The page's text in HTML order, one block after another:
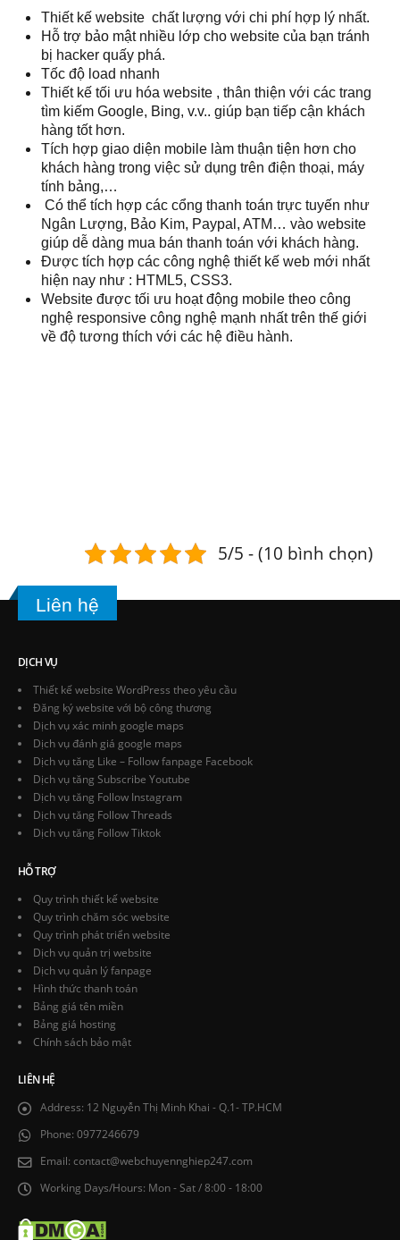
Thiết kế website chất lượng với chi phí hợp lý nhất.
Hỗ trợ bảo mật nhiều lớp cho website của bạn tránh
bị hacker quấy phá.
Tốc độ load nhanh
Thiết kế tối ưu hóa website , thân thiện với các trang
tìm kiếm Google, Bing, v.v.. giúp bạn tiếp cận khách
hàng tốt hơn.
Tích hợp giao diện mobile làm thuận tiện hơn cho
khách hàng trong việc sử dụng trên điện thoại, máy
tính bảng,…
Có thể tích hợp các cổng thanh toán trực tuyến như
Ngân Lượng, Bảo Kim, Paypal, ATM… vào website
giúp dễ dàng mua bán thanh toán với khách hàng.
Được tích hợp các công nghệ thiết kế web mới nhất
hiện nay như : HTML5, CSS3.
Website được tối ưu hoạt động mobile theo công
nghệ responsive công nghệ mạnh nhất trên thế giới
về độ tương thích với các hệ điều hành.
5/5 - (10 bình chọn)
Liên hệ
DỊCH VỤ
Thiết kế website WordPress theo yêu cầu
Đăng ký website với bộ công thương
Dịch vụ xác minh google maps
Dịch vụ đánh giá google maps
Dịch vụ tăng Like – Follow fanpage Facebook
Dịch vụ tăng Subscribe Youtube
Dịch vụ tăng Follow Instagram
Dịch vụ tăng Follow Threads
Dịch vụ tăng Follow Tiktok
HỖ TRỢ
Quy trình thiết kế website
Quy trình chăm sóc website
Quy trình phát triển website
Dịch vụ quản trị website
Dịch vụ quản lý fanpage
Hình thức thanh toán
Bảng giá tên miền
Bảng giá hosting
Chính sách bảo mật
LIÊN HỆ
Address: 12 Nguyễn Thị Minh Khai - Q.1- TP.HCM
Phone: 0977246679
Email: contact@webchuyennghiep247.com
Working Days/Hours: Mon - Sat / 8:00 - 18:00